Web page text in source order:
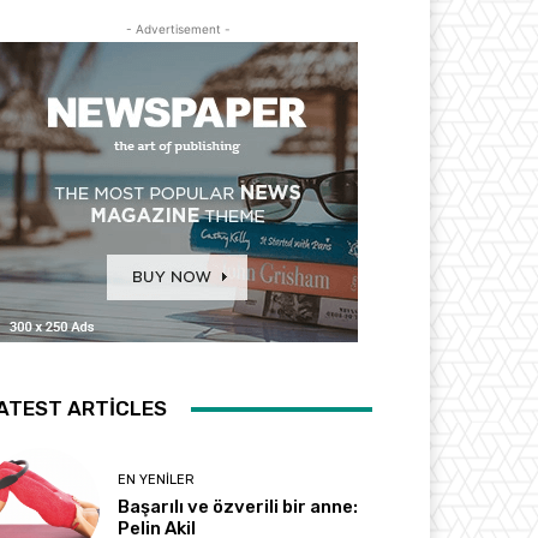
- Advertisement -
ARTICLES
EN YENILER
Başarılı ve özverili bir anne:
Pelin Akil